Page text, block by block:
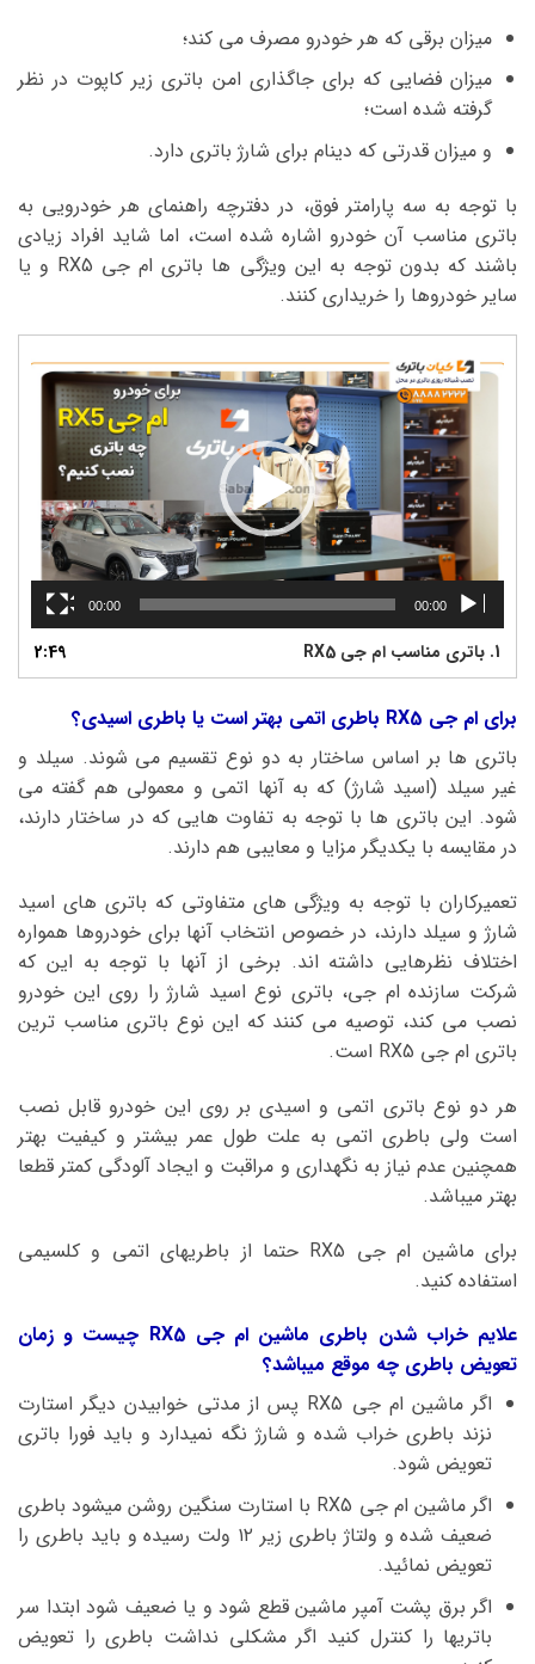
میزان برقی که هر خودرو مصرف می کند؛
میزان فضایی که برای جاگذاری امن باتری زیر کاپوت در نظر
گرفته شده است؛
و میزان قدرتی که دینام برای شارژ باتری دارد.
با توجه به سه پارامتر فوق، در دفترچه راهنمای هر خودرویی به
باتری مناسب آن خودرو اشاره شده است، اما شاید افراد زیادی
باشند که بدون توجه به این ویژگی ها باتری ام جی RX5 و یا
سایر خودروها را خریداری کنند.
نمایشگر
ویدیو
00:00
00:00
1. باتری مناسب ام جی RX5 2:49
برای ام جی RX5 باطری اتمی بهتر است یا باطری اسیدی؟
باتری ها بر اساس ساختار به دو نوع تقسیم می شوند. سیلد و
غیر سیلد (اسید شارژ) که به آنها اتمی و معمولی هم گفته می
شود. این باتری ها با توجه به تفاوت هایی که در ساختار دارند،
در مقایسه با یکدیگر مزایا و معایبی هم دارند.
تعمیرکاران با توجه به ویژگی های متفاوتی که باتری های اسید
شارژ و سیلد دارند، در خصوص انتخاب آنها برای خودروها همواره
اختلاف نظرهایی داشته اند. برخی از آنها با توجه به این که
شرکت سازنده ام جی، باتری نوع اسید شارژ را روی این خودرو
نصب می کند، توصیه می کنند که این نوع باتری مناسب ترین
باتری ام جی RX5 است.
هر دو نوع باتری اتمی و اسیدی بر روی این خودرو قابل نصب
است ولی باطری اتمی به علت طول عمر بیشتر و کیفیت بهتر
همچنین عدم نیاز به نگهداری و مراقبت و ایجاد آلودگی کمتر قطعا
بهتر میباشد.
برای ماشین ام جی RX5 حتما از باطریهای اتمی و کلسیمی
استفاده کنید.
علایم خراب شدن باطری ماشین ام جی RX5 چیست و زمان
تعویض باطری چه موقع میباشد؟
اگر ماشین ام جی RX5 پس از مدتی خوابیدن دیگر استارت
نزند باطری خراب شده و شارژ نگه نمیدارد و باید فورا باتری
تعویض شود.
اگر ماشین ام جی RX5 با استارت سنگین روشن میشود باطری
ضعیف شده و ولتاژ باطری زیر ۱۲ ولت رسیده و باید باطری را
تعویض نمائید.
اگر برق پشت آمپر ماشین قطع شود و یا ضعیف شود ابتدا سر
باتریها را کنترل کنید اگر مشکلی نداشت باطری را تعویض